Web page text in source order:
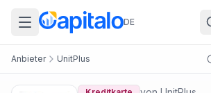
DE
Anbieter UnitPlus